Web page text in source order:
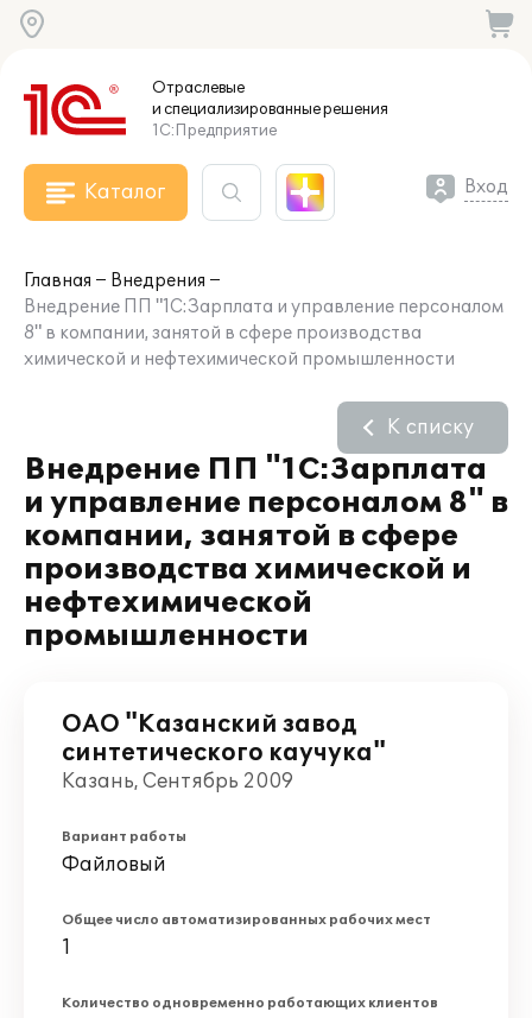
Отраслевые
и специализированныерешения
1С:Предприятие
Каталог Вход
Главная
Внедрения
Внедрение ПП "1С:Зарплата и управление персоналом
8" в компании, занятой в сфере производства
химической и нефтехимической промышленности
Внедрение ПП "1С:Зарплата
и управление персоналом 8" в
компании, занятой в сфере
производства химической и
нефтехимической
промышленности
К списку
ОАО "Казанский завод
синтетического каучука"
Казань, Сентябрь 2009
Вариант работы
Файловый
Общее число автоматизированных рабочих мест
1
Количество одновременно работающих клиентов